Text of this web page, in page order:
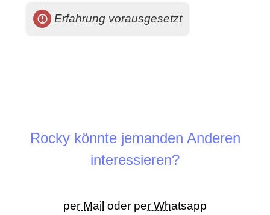
Erfahrung vorausgesetzt
Rocky könnte jemanden Anderen
interessieren?
per Mail oder per Whatsapp